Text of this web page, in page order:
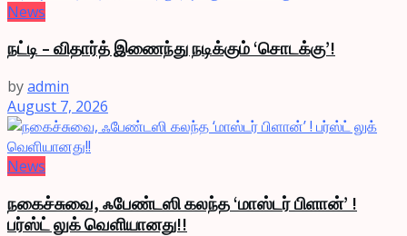
News
நட்டி – விதார்த் இணைந்து நடிக்கும் ‘சொடக்கு’!
byadmin
August 7, 2026
News
நகைச்சுவை, ஃபேண்டஸி கலந்த ‘மாஸ்டர் பிளான்’ !
பர்ஸ்ட் லுக் வெளியானது!!